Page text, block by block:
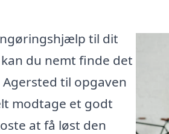
til dit
du nemt finde det
til opgaven
modtage et godt
at få løst den